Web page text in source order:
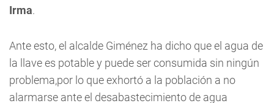
Irma.
Ante esto, el alcalde Giménez ha dicho que el agua de
la llave es potable y puede ser consumida sin ningún
problema,por lo que exhortó a la población a no
alarmarse ante el desabastecimiento de agua